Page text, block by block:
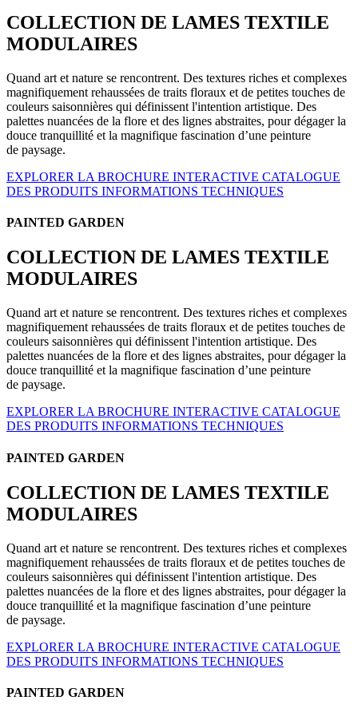
COLLECTION DE LAMES TEXTILE
MODULAIRES
Quand art et nature se rencontrent. Des textures riches et complexes
magnifiquement rehaussées de traits floraux et de petites touches de
couleurs saisonnières qui définissent l'intention artistique. Des
palettes nuancées de la flore et des lignes abstraites, pour dégager la
douce tranquillité et la magnifique fascination d’une peinture
de paysage.
EXPLORER LA BROCHURE INTERACTIVE CATALOGUE
DES PRODUITS INFORMATIONS TECHNIQUES
PAINTED GARDEN
COLLECTION DE LAMES TEXTILE
MODULAIRES
Quand art et nature se rencontrent. Des textures riches et complexes
magnifiquement rehaussées de traits floraux et de petites touches de
couleurs saisonnières qui définissent l'intention artistique. Des
palettes nuancées de la flore et des lignes abstraites, pour dégager la
douce tranquillité et la magnifique fascination d’une peinture
de paysage.
EXPLORER LA BROCHURE INTERACTIVE CATALOGUE
DES PRODUITS INFORMATIONS TECHNIQUES
PAINTED GARDEN
COLLECTION DE LAMES TEXTILE
MODULAIRES
Quand art et nature se rencontrent. Des textures riches et complexes
magnifiquement rehaussées de traits floraux et de petites touches de
couleurs saisonnières qui définissent l'intention artistique. Des
palettes nuancées de la flore et des lignes abstraites, pour dégager la
douce tranquillité et la magnifique fascination d’une peinture
de paysage.
EXPLORER LA BROCHURE INTERACTIVE CATALOGUE
DES PRODUITS INFORMATIONS TECHNIQUES
PAINTED GARDEN